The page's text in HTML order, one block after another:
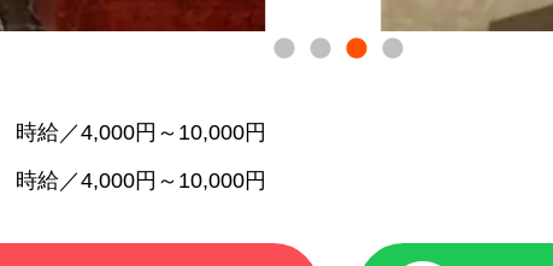
時給／4,000円～10,000円
時給／4,000円～10,000円